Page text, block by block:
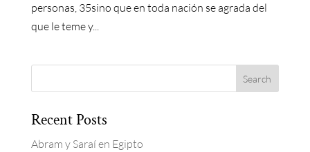
personas, 35sino que en toda nación se agrada del
que le teme y...
Recent Posts
Abram y Saraí en Egipto